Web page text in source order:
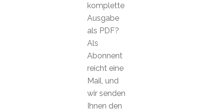
komplette
Ausgabe
als PDF?
Als
Abonnent
reicht eine
Mail, und
wir senden
Ihnen den